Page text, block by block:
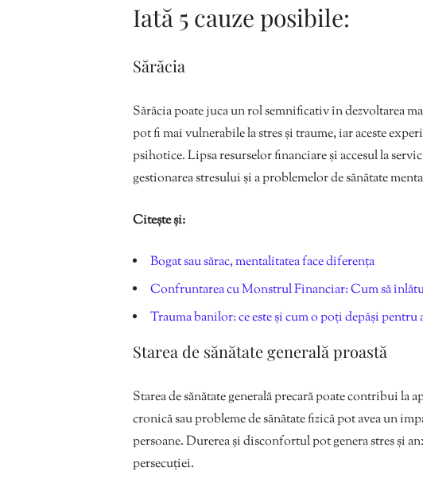
Iată 5 cauze posibile:
Sărăcia
Sărăcia poate juca un rol semnificativ în dezvoltarea
pot fi mai vulnerabile la stres și traume, iar aceste
psihotice. Lipsa resurselor financiare și accesul la
gestionarea stresului și a problemelor de sănătate
Citește și:
Bogat sau sărac, mentalitatea face diferența
Confruntarea cu Monstrul Financiar: Cum să
Trauma banilor: ce este și cum o poți depăși
Starea de sănătate generală proastă
Starea de sănătate generală precară poate contribui
cronică sau probleme de sănătate fizică pot avea un
persoane. Durerea și disconfortul pot genera stres și
persecuției.